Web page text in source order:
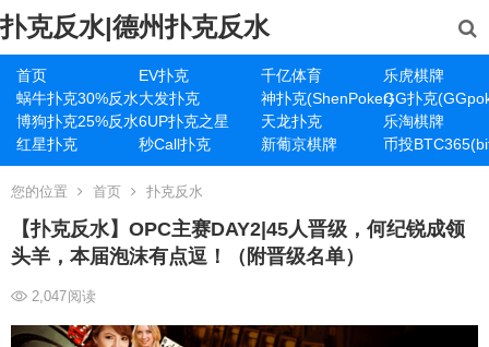
扑克反水|德州扑克反水
首页 EV扑克 千亿体育
乐虎棋牌
蜗牛扑克30%反水大发扑克 神扑克(ShenPoker)GG扑克
博狗扑克25%反水6UP扑克之星 天龙扑克
乐淘棋牌
红星扑克
秒Call扑克 新葡京棋牌 币投
您的位置 首页 扑克反水
【扑克反水】OPC主赛DAY2|45人晋级，何纪锐成领
头羊，本届泡沫有点逗！（附晋级名单）
2,047阅读